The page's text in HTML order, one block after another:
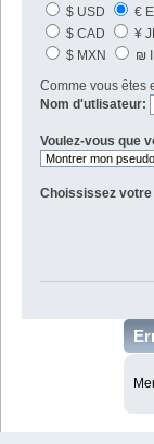
$ USD
€
$ CAD
¥
$ MXN
₪
Comme vous êtes
Nom d'utlisateur:
Voulez-vous que
Choississez votre